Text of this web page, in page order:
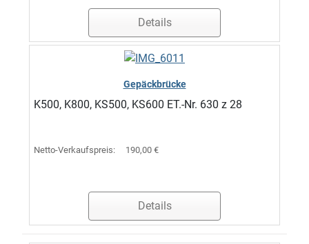
Details
Gepäckbrücke
K500, K800, KS500, KS600 ET.-Nr. 630 z 28
Netto-Verkaufspreis: 190,00 €
Details